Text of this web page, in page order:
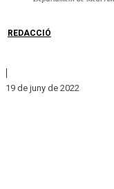
REDACCIÓ
|
19 de juny de 2022